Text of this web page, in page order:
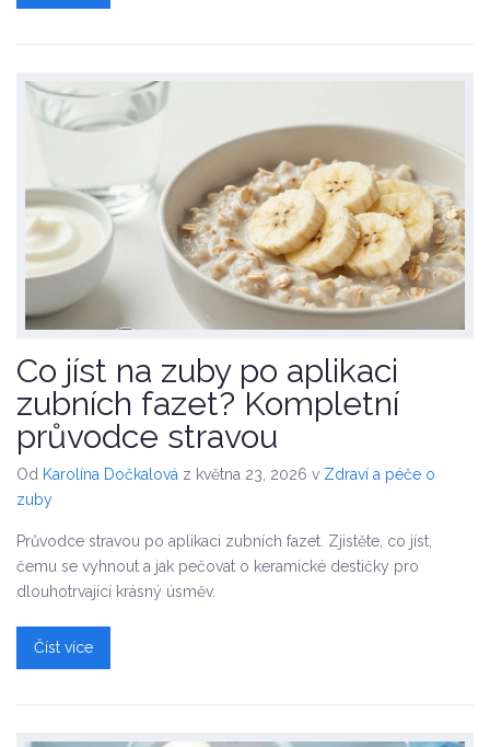
Co jíst na zuby po aplikaci
zubních fazet? Kompletní
průvodce stravou
Od Karolína Dočkalová z května 23, 2026 v Zdraví a péče o
zuby
Průvodce stravou po aplikaci zubních fazet. Zjistěte, co jíst,
čemu se vyhnout a jak pečovat o keramické destičky pro
dlouhotrvající krásný úsměv.
Číst více